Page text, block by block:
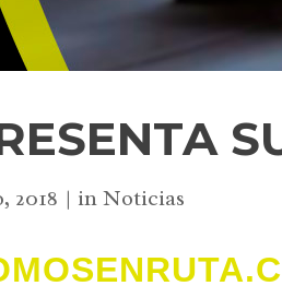
2018 in Noticias